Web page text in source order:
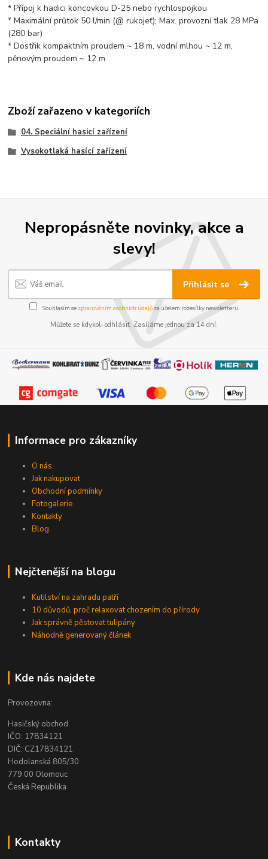
* Přípoj k hadici koncovkou D-25 nebo rychlospojkou
* Maximální průtok 50 l/min (@ rukojeť); Max. provozní tlak 28 MPa
(280 bar)
* Dostřik kompaktním proudem ~ 18 m, vodní mlhou ~ 12 m,
pěnovým proudem ~ 12 m
Zboží zařazeno v kategoriích
04. Speciální hasicí zařízení
Vysokotlaká hasící zařízení
Nepropásněte novinky, akce a
slevy!
Přihlásit se
Souhlasím se zpracováním osobních údajůza účelem rozesílky newsletteru.
Můžete se kdykoli odhlásit. Zasíláme jednou za 14 dní.
Informace pro zákazníky
O nás
Jak nakupovat
Obchodní podmínky
Fotogalerie
Kontakty
Blog
Nejčtenější na blogu
Kutilství na zahradu patří
10 důvodů, proč relaxovat chozením do přírody
Jak správně pěstovat tulipány
Náhodně generovaný článek
Kde nás najdete
Provozovna:
Hasičský obchod
IČO: 17834121
DIČ: CZ17834121
Hodolanská 805/30
779 00 Olomouc
Česká Republika
Kontakty